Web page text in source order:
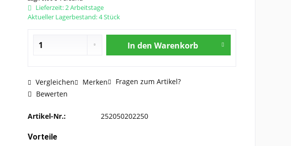
Lieferzeit: 2 Arbeitstage
Aktueller Lagerbestand: 4 Stück
In den Warenkorb
Vergleichen Merken
Fragen zum Artikel?
Bewerten
Artikel-Nr.: 252050202250
Vorteile